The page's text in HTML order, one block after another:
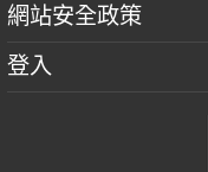
網站安全政策
登入